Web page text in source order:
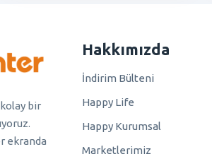
kolay bir
ekranda
Hakkımızda
İndirim Bülteni
Happy Life
Happy Kurumsal
Marketlerimiz